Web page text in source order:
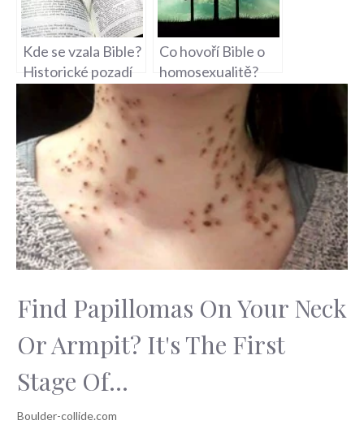
Kde se vzala Bible?
Historické pozadí
Co hovoří Bible o
homosexualitě?
Náboženská etika
a LGBT téma
Find Papillomas On Your Neck
Or Armpit? It's The First
Stage Of...